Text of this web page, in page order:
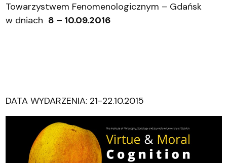
Towarzystwem Fenomenologicznym – Gdańsk
w dniach 8 – 10.09.2016
DATA WYDARZENIA: 21-22.10.2015